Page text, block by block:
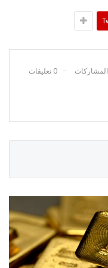
0 تعليقات